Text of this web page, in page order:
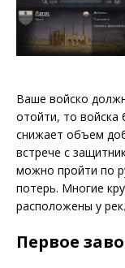
Ваше войско
отойти, то войска
снижает объем
встрече с
можно пройти по
потерь. Многие
расположены у рек.
Первое